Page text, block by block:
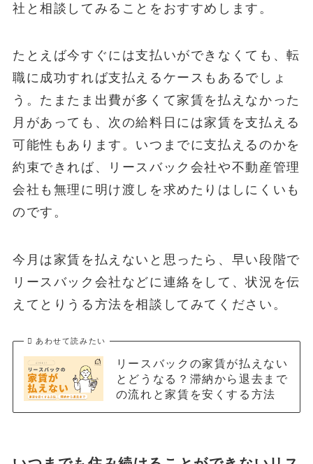
社と相談してみることをおすすめします。
たとえば今すぐには支払いができなくても、転
職に成功すれば支払えるケースもあるでしょ
う。たまたま出費が多くて家賃を払えなかった
月があっても、次の給料日には家賃を支払える
可能性もあります。いつまでに支払えるのかを
約束できれば、リースバック会社や不動産管理
会社も無理に明け渡しを求めたりはしにくいも
のです。
今月は家賃を払えないと思ったら、早い段階で
リースバック会社などに連絡をして、状況を伝
えてとりうる方法を相談してみてください。
あわせて読みたい
リースバックの家賃が払えない
とどうなる？滞納から退去まで
の流れと家賃を安くする方法